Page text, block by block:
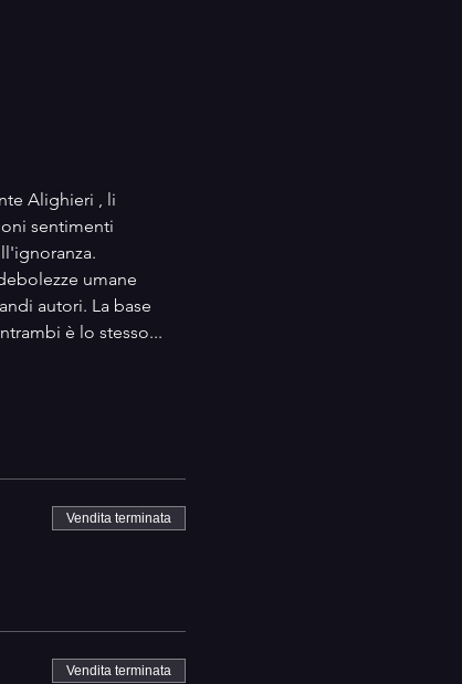
Alighieri , li
sentimenti
umane
autori. La base
è lo stesso...
Vendita terminata
Vendita terminata